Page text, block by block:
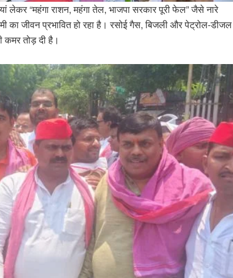
लेकर “महंगा राशन, महंगा तेल, भाजपा सरकार पूरी फेल” जैसे नारे
जीवन प्रभावित हो रहा है। रसोई गैस, बिजली और पेट्रोल-डीजल
कमर तोड़ दी है।